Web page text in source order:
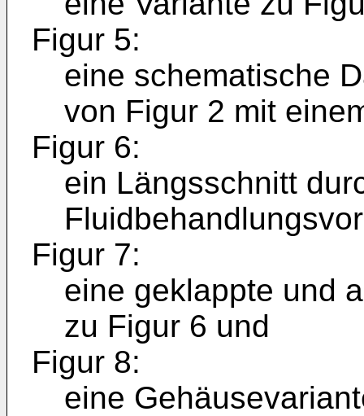
Figur 5:
eine schematische
von Figur 2 mit
Figur 6:
ein Längsschnitt
Figur 7:
eine geklappte und
zu Figur 6 und
Figur 8:
eine